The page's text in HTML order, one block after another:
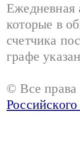
Ежедневная
которые в
счетчика
графе
© Все права